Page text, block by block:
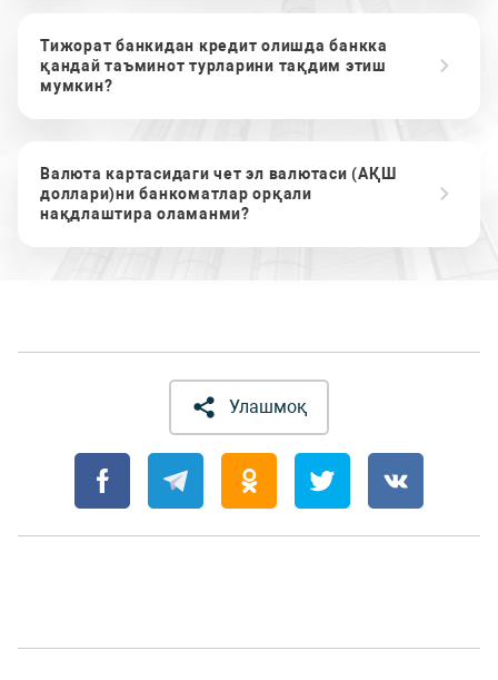
Тижорат банкидан кредит олишда банкка
қандай таъминот турларини тақдим этиш
мумкин?
Валюта картасидаги чет эл валютаси (АҚШ
доллари)ни банкоматлар орқали
нақдлаштира оламанми?
Улашмоқ